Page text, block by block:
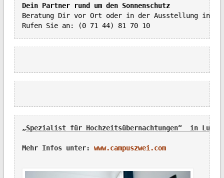
Dein Partner rund um den Sonnenschutz
Beratung Dir vor Ort oder in der Ausstellung in
Rufen Sie an: (0 71 44) 81 70 10
„Spezialist für Hochzeitsübernachtungen“  in
Mehr Infos unter: www.campuszwei.com